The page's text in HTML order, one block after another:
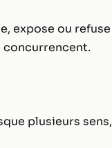
expose ou refuse
concurrencent.
plusieurs sens,